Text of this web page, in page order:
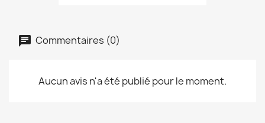
Commentaires (0)
Aucun avis n'a été publié pour le moment.